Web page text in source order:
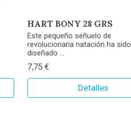
HART BONY 28 GRS
Este pequeño señuelo de
revolucionaria natación ha sido
diseñado ...
7,75 €
Detalles